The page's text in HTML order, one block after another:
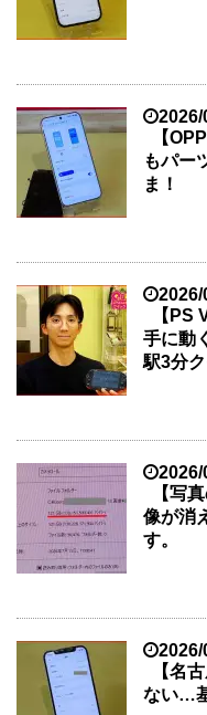
2026/
【
もパー
ま！
2026/
【PS
手に動
駅3分
2026/
【写
像が消
す。
2026/
【名
ない…